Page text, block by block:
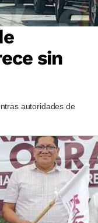
sin
autoridades de